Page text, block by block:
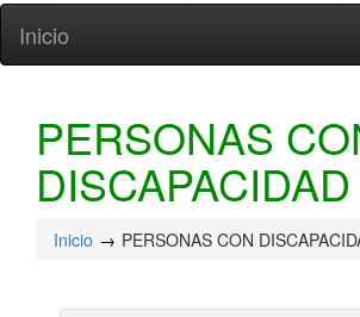
Inicio
PERSONAS
DISCAPACIDAD
Inicio PERSONAS CON